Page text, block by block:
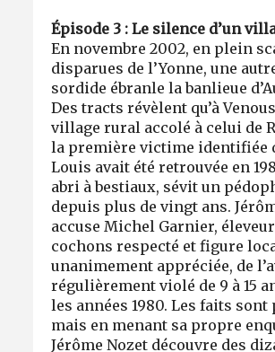
Épisode 3 : Le silence d’un
En novembre 2002, en plein
disparues de l’Yonne, une
sordide ébranle la banlieue
Des tracts révèlent qu’à
village rural accolé à celui de
la première victime identifiée
Louis avait été retrouvée en
abri à bestiaux, sévit un
depuis plus de vingt ans.
accuse Michel Garnier,
cochons respecté et figure
unanimement appréciée, de
régulièrement violé de 9 à 15
les années 1980. Les faits
mais en menant sa propre
Jérôme Nozet découvre des